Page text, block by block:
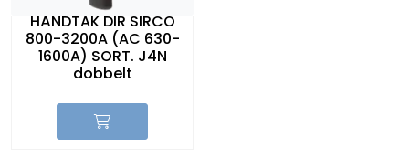
HÅNDTAK DIR SIRCO
800-3200A (AC 630-
1600A) SORT. J4N
dobbelt